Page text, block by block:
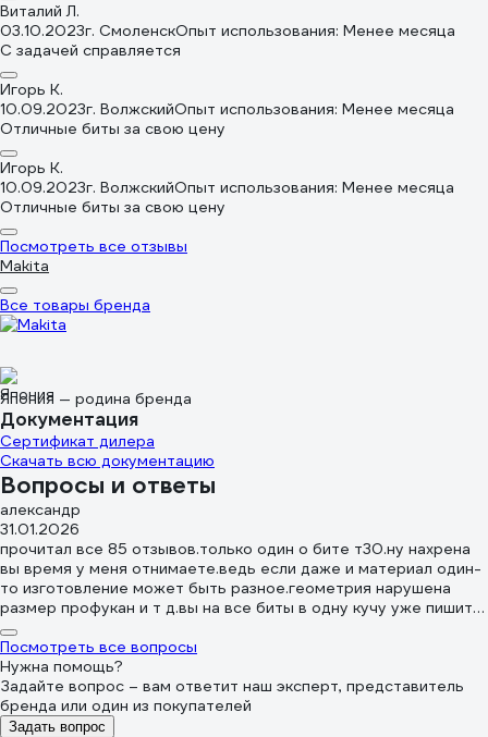
Виталий Л.
03.10.2023г. СмоленскОпыт использования: Менее месяца
С задачей справляется
Игорь К.
10.09.2023г. ВолжскийОпыт использования: Менее месяца
Отличные биты за свою цену
Игорь К.
10.09.2023г. ВолжскийОпыт использования: Менее месяца
Отличные биты за свою цену
Посмотреть все отзывы
Makita
Все товары бренда
Япония — родина бренда
Документация
Сертификат дилера
Скачать всю документацию
Вопросы и ответы
александр
31.01.2026
прочитал все 85 отзывов.только один о бите т30.ну нахрена
вы время у меня отнимаете.ведь если даже и материал один-
то изготовление может быть разное.геометрия нарушена
размер профукан и т д.вы на все биты в одну кучу уже пишите
всё. напечатайте- покупатели на 100/ за меня.
Посмотреть все вопросы
Нужна помощь?
Задайте вопрос – вам ответит наш эксперт, представитель
бренда или один из покупателей
Задать вопрос